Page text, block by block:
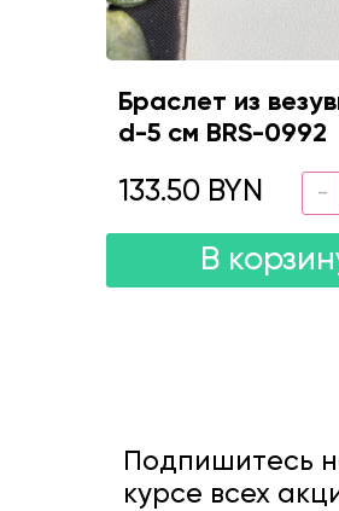
Браслет из
d-5 см BRS-0992
133.50 BYN
В
Подпишитесь
курсе всех